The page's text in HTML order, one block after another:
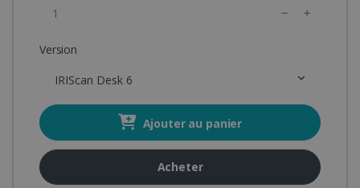
Version
IRIScan Desk 6
Ajouter au panier
Acheter